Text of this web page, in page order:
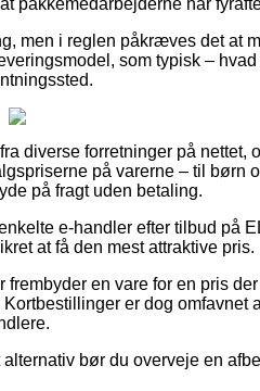
men i reglen påkræves det at
som typisk –
diverse forretninger på nettet,
på varerne – til børn
på fragt uden betaling.
e-handler efter tilbud på
at få den mest attraktive pris.
en vare for en pris
er dog omfavnet
bør du overveje en